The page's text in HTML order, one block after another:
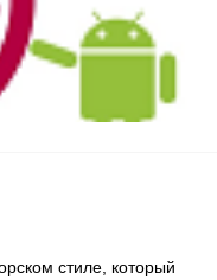
стиле, который